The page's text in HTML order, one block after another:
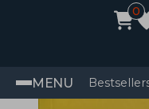
0
MENU